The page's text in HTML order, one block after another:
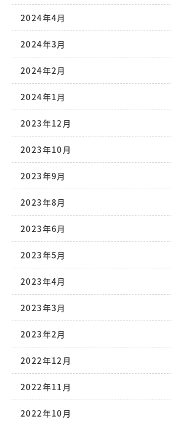
2024年4月
2024年3月
2024年2月
2024年1月
2023年12月
2023年10月
2023年9月
2023年8月
2023年6月
2023年5月
2023年4月
2023年3月
2023年2月
2022年12月
2022年11月
2022年10月